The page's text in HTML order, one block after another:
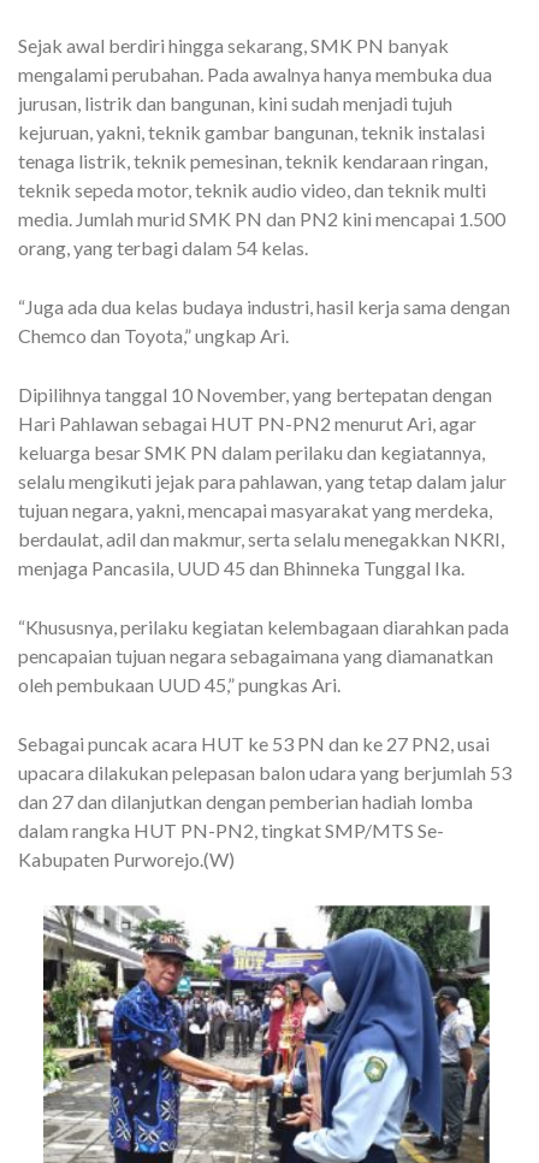
Sejak awal berdiri hingga sekarang, SMK PN banyak
mengalami perubahan. Pada awalnya hanya membuka dua
jurusan, listrik dan bangunan, kini sudah menjadi tujuh
kejuruan, yakni, teknik gambar bangunan, teknik instalasi
tenaga listrik, teknik pemesinan, teknik kendaraan ringan,
teknik sepeda motor, teknik audio video, dan teknik multi
media. Jumlah murid SMK PN dan PN2 kini mencapai 1.500
orang, yang terbagi dalam 54 kelas.
“Juga ada dua kelas budaya industri, hasil kerja sama dengan
Chemco dan Toyota,” ungkap Ari.
Dipilihnya tanggal 10 November, yang bertepatan dengan
Hari Pahlawan sebagai HUT PN-PN2 menurut Ari, agar
keluarga besar SMK PN dalam perilaku dan kegiatannya,
selalu mengikuti jejak para pahlawan, yang tetap dalam jalur
tujuan negara, yakni, mencapai masyarakat yang merdeka,
berdaulat, adil dan makmur, serta selalu menegakkan NKRI,
menjaga Pancasila, UUD 45 dan Bhinneka Tunggal Ika.
“Khususnya, perilaku kegiatan kelembagaan diarahkan pada
pencapaian tujuan negara sebagaimana yang diamanatkan
oleh pembukaan UUD 45,” pungkas Ari.
Sebagai puncak acara HUT ke 53 PN dan ke 27 PN2, usai
upacara dilakukan pelepasan balon udara yang berjumlah 53
dan 27 dan dilanjutkan dengan pemberian hadiah lomba
dalam rangka HUT PN-PN2, tingkat SMP/MTS Se-
Kabupaten Purworejo.(W)